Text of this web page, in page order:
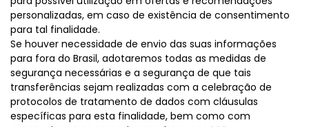
personalizadas, em caso de existência de consentimento
para tal finalidade.
Se houver necessidade de envio das suas informações
para fora do Brasil, adotaremos todas as medidas de
segurança necessárias e a segurança de que tais
transferências sejam realizadas com a celebração de
protocolos de tratamento de dados com cláusulas
específicas para esta finalidade, bem como com